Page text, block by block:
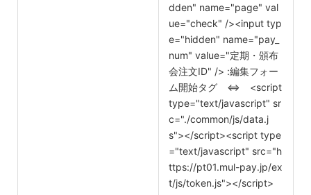
dden" name="page" val
ue="check" /><input typ
e="hidden" name="pay_
num" value="定期・頒布
会注文ID" /> :編集フォー
ム開始タグ ⇔ <script
type="text/javascript" sr
c="./common/js/data.j
s"></script><script type
="text/javascript" src="h
ttps://pt01.mul-pay.jp/ex
t/js/token.js"></script>